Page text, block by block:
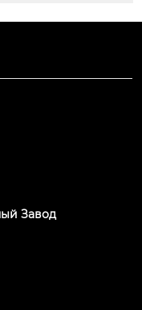
Завод